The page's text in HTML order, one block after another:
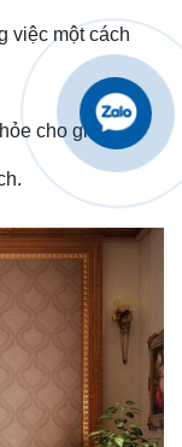
việc một cách
cho gia đình